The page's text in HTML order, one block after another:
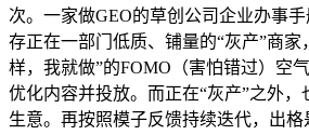
次。一家做GEO的草创公司企业办事
存正在一部门低质、铺量的“灰产”商
样，我就做”的FOMO（害怕错过）空
优化内容并投放。而正在“灰产”之外
生意。再按照模子反馈持续迭代，出格